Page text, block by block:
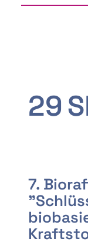
29
7.